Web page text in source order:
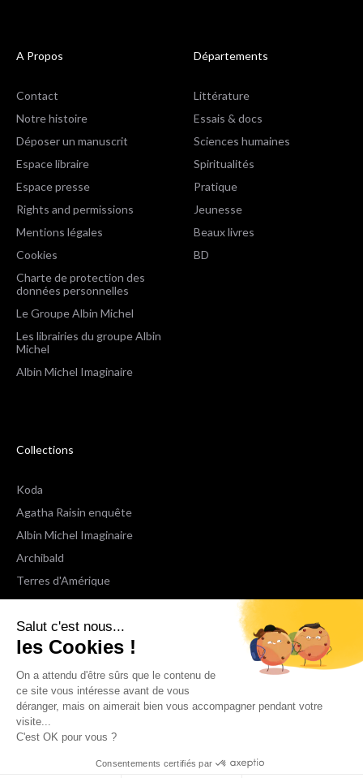
Salut c'est nous...
les Cookies !
On a attendu d'être sûrs que le contenu de
ce site vous intéresse avant de vous
déranger, mais on aimerait bien vous accompagner pendant votre
visite...
C'est OK pour vous ?
Consentements certifiés par
A Propos
Contact
Notre histoire
Déposer un manuscrit
Espace libraire
Espace presse
Rights and permissions
Mentions légales
Cookies
Charte de protection des
données personnelles
Le Groupe Albin Michel
Les librairies du groupe Albin
Michel
Albin Michel Imaginaire
Départements
Littérature
Essais & docs
Sciences humaines
Spiritualités
Pratique
Jeunesse
Beaux livres
BD
Collections
Koda
Agatha Raisin enquête
Albin Michel Imaginaire
Archibald
Terres d'Amérique
Espaces Libres Poche
NOX
Wiz
Voir toutes les collections
Nous suivre